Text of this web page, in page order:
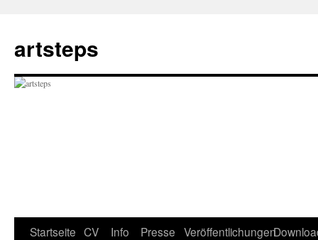
springen
artsteps
Startseite CV Info Presse Veröffentlichungen